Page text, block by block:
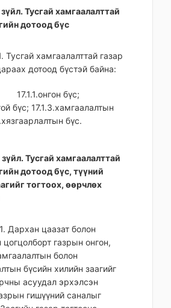
Тусгай хамгаалалттай
дотоод бүс
Тусгай хамгаалалттай газар
дотоод бүстэй байна:
17.1.1.онгон бүс;
бүс; 17.1.3.хамгаалалтын
бүс.
Тусгай хамгаалалттай
дотоод бүс, түүний
тогтоох, өөрчлөх
Дархан цаазат болон
цогцолборт газрын онгон,
болон
бүсийн хилийн заагийг
асуудал эрхэлсэн
гишүүний саналыг